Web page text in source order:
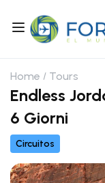
Home Tours
Endless
6 Giorni
Circuitos